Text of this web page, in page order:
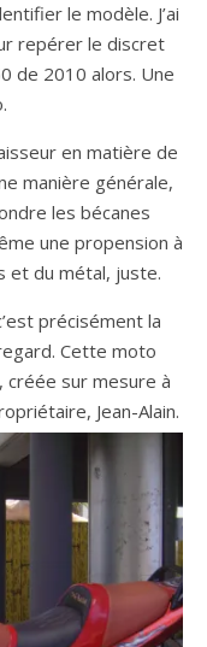
le modèle. J’ai
repérer le discret
de 2010 alors. Une
en matière de
manière générale,
les bécanes
une propension à
et du métal, juste.
précisément la
Cette moto
sur mesure à
Jean-Alain.